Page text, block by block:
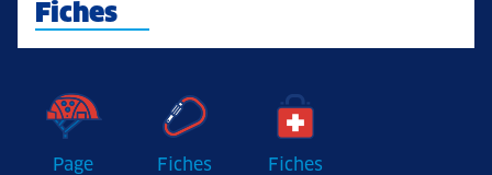
Fiches
Page
Fiches
Fiches